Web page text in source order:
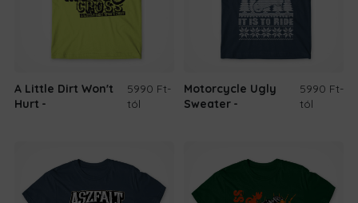
A Little Dirt Won't
Hurt
5990 Ft-
tól
Motorcycle Ugly
Sweater
5990 Ft-
tól